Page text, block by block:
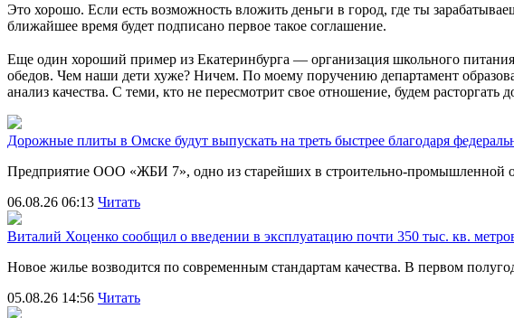
Это хорошо. Если есть возможность вложить деньги в город, где ты
ближайшее время будет подписано первое такое соглашение.
Еще один хороший пример из Екатеринбурга — организация школьного
обедов. Чем наши дети хуже? Ничем. По моему поручению департамент
анализ качества. С теми, кто не пересмотрит свое отношение, будем расторгать
Дорожные плиты в Омске будут выпускать на треть быстрее благодаря
Предприятие ООО «ЖБИ 7», одно из старейших в строительно‑промышленной
06.08.26 06:13 Читать
Виталий Хоценко сообщил о введении в эксплуатацию почти 350 тыс. кв.
Новое жилье возводится по современным стандартам качества. В первом
05.08.26 14:56 Читать